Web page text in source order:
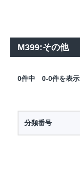
M399:その他
0件中 0-0件を表示
分類番号